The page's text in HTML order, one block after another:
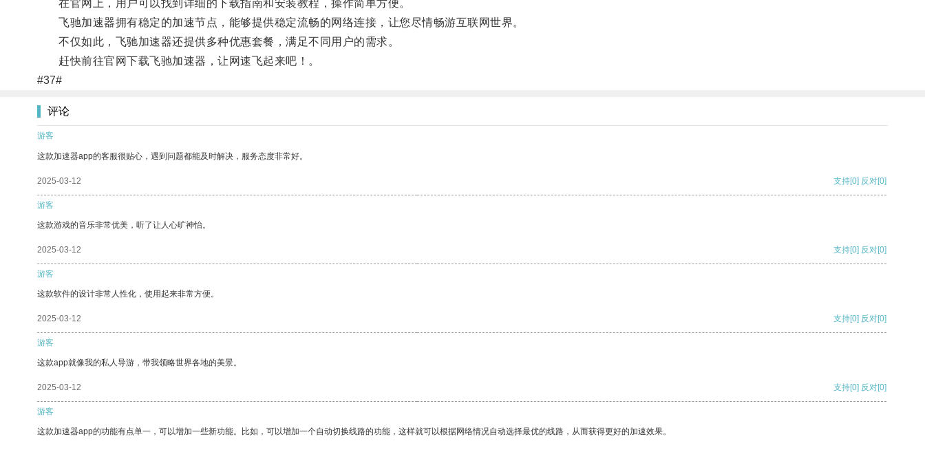
在官网上，用户可以找到详细的下载指南和安装教程，操作简单方便。
飞驰加速器拥有稳定的加速节点，能够提供稳定流畅的网络连接，让您尽情畅游互联网世界。
不仅如此，飞驰加速器还提供多种优惠套餐，满足不同用户的需求。
赶快前往官网下载飞驰加速器，让网速飞起来吧！。
#37#
评论
游客
这款加速器app的客服很贴心，遇到问题都能及时解决，服务态度非常好。
2025-03-12 支持[0] 反对[0]
游客
这款游戏的音乐非常优美，听了让人心旷神怡。
2025-03-12 支持[0] 反对[0]
游客
这款软件的设计非常人性化，使用起来非常方便。
2025-03-12 支持[0] 反对[0]
游客
这款app就像我的私人导游，带我领略世界各地的美景。
2025-03-12 支持[0] 反对[0]
游客
这款加速器app的功能有点单一，可以增加一些新功能。比如，可以增加一个自动切换线路的功能，这样就可以根据网络情况自动选择最优的线路，从而获得更好的加速效果。